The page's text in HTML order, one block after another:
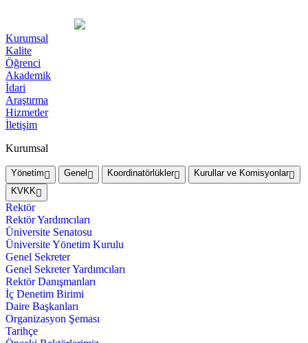
Kurumsal
Kalite
Öğrenci
Akademik
İdari
Araştırma
Hizmetler
İletişim
Kurumsal
Yönetim Genel Koordinatörlükler
Kurullar ve Komisyonlar
KVKK
Rektör
Rektör Yardımcıları
Üniversite Senatosu
Üniversite Yönetim Kurulu
Genel Sekreter
Genel Sekreter Yardımcıları
Rektör Danışmanları
İç Denetim Birimi
Daire Başkanları
Organizasyon Şeması
Tarihçe